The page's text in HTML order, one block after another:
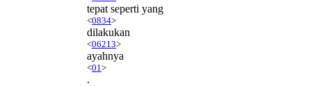
tepat seperti yang
<0834>
dilakukan
<06213>
ayahnya
<01 >
.